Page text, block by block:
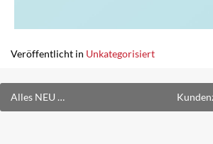
Veröffentlicht in Unkategorisiert
Beitragsnavigation
Alles NEU …